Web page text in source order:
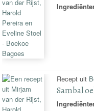
Recept uit
Sambal